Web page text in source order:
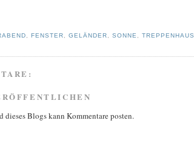
FENSTER ,GELÄNDER ,SONNE ,TREPPENHAUS
Blogs kann Kommentare posten.